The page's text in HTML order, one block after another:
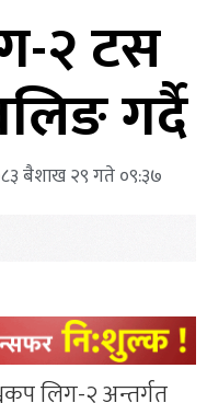
२ टस
गर्दै
बैशाख २९ गते ०९:३७